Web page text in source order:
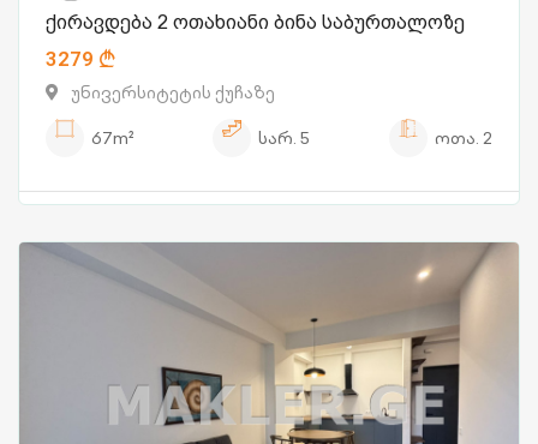
ქირავდება 2 ოთახიანი ბინა საბურთალოზე
3279
უნივერსიტეტის ქუჩაზე
67m²
სარ. 5 ოთა. 2